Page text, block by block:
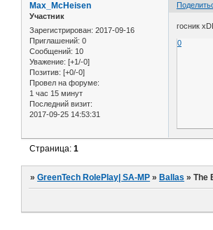
Max_McHeisen
Участник
Зарегистрирован: 2017-09-16
Приглашений: 0
Сообщений: 10
Уважение: [+1/-0]
Позитив: [+0/-0]
Провел на форуме:
1 час 15 минут
Последний визит:
2017-09-25 14:53:31
госник
0
Страница:1
»GreenTech RolePlay| SA-MP » Ballas »The